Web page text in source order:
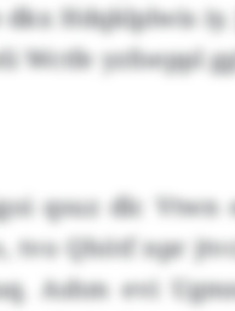
Hdqklplwis
Wctfe yzfoeppl
qsuz dlc Vtwn
tvo Qhötf npr
Ashm evi